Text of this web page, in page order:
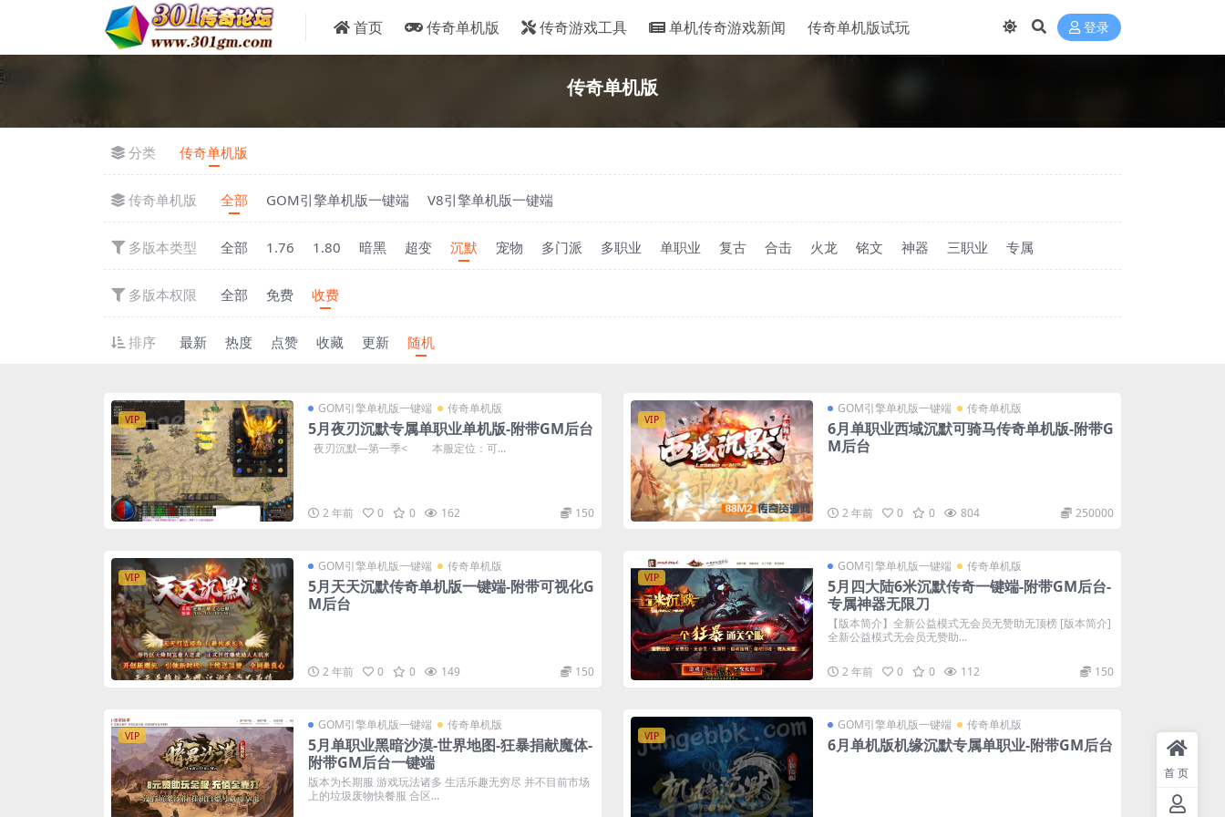
首页 传奇单机版 传奇游戏工具 单机传奇游戏新闻 传奇单机版试玩 登录
传奇单机版
分类 传奇单机版
传奇单机版 全部 GOM引擎单机版一键端 V8引擎单机版一键端
多版本类型 全部 1.76 1.80 暗黑 超变 沉默 宠物 多门派 多职业 单职业 复古 合击 火龙 铭文 神器 三职业 专属
多版本权限 全部 免费 收费
排序 最新 热度 点赞 收藏 更新 随机
VIP
GOM引擎单机版一键端 传奇单机版
5月夜刃沉默专属单职业单机版-附带GM后台
夜刃沉默—第一季< 本服定位：可...
2 年前 0 0 162 150
VIP
GOM引擎单机版一键端 传奇单机版
6月单职业西域沉默可骑马传奇单机版-附带G
M后台
2 年前 0 0 804 250000
VIP
GOM引擎单机版一键端 传奇单机版
5月天天沉默传奇单机版一键端-附带可视化G
M后台
2 年前 0 0 149 150
VIP
GOM引擎单机版一键端 传奇单机版
5月四大陆6米沉默传奇一键端-附带GM后台-
专属神器无限刀
【版本简介】全新公益模式无会员无赞助无顶榜 [版本简介]
全新公益模式无会员无赞助...
2 年前 0 0 112 150
VIP
GOM引擎单机版一键端 传奇单机版
5月单职业黑暗沙漠-世界地图-狂暴捐献魔体-
附带GM后台一键端
版本为长期服 游戏玩法诸多 生活乐趣无穷尽 并不目前市场
上的垃圾废物快餐服 合区...
VIP
GOM引擎单机版一键端 传奇单机版
6月单机版机缘沉默专属单职业-附带GM后台
首页